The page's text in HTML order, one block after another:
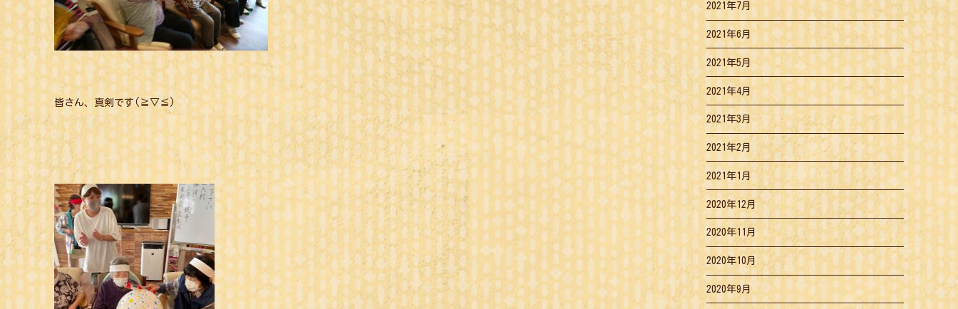
皆さん、真剣です(≧▽≦)
2021年7月
2021年6月
2021年5月
2021年4月
2021年3月
2021年2月
2021年1月
2020年12月
2020年11月
2020年10月
2020年9月